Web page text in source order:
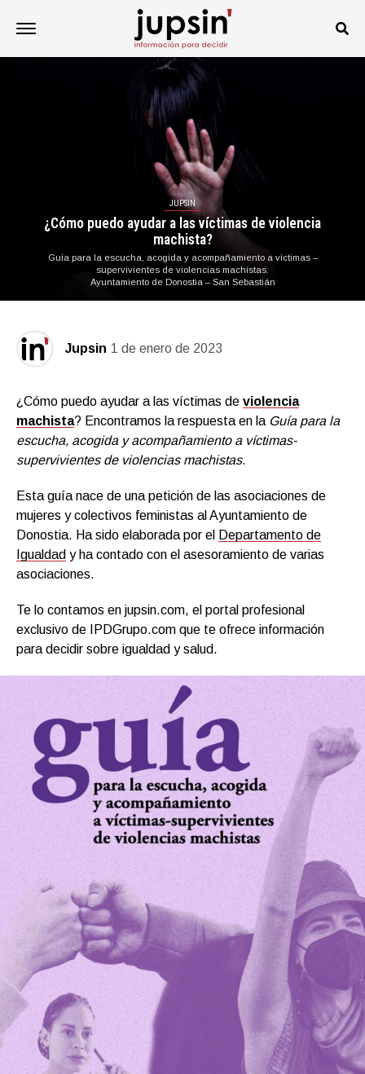
JUPSIN
¿Cómo puedo ayudar a las víctimas de violencia
machista?
Guía para la escucha, acogida y acompañamiento a víctimas –
supervivientes de violencias machistas.
Ayuntamiento de Donostia – San Sebastián
Jupsin 1 de enero de 2023
¿Cómo puedo ayudar a las víctimas de violencia
machista? Encontramos la respuesta en la Guía para la
escucha, acogida y acompañamiento a víctimas-
supervivientes de violencias machistas.
Esta guía nace de una petición de las asociaciones de
mujeres y colectivos feministas al Ayuntamiento de
Donostia. Ha sido elaborada por el Departamento de
Igualdad y ha contado con el asesoramiento de varias
asociaciones.
Te lo contamos en jupsin.com, el portal profesional
exclusivo de IPDGrupo.com que te ofrece información
para decidir sobre igualdad y salud.